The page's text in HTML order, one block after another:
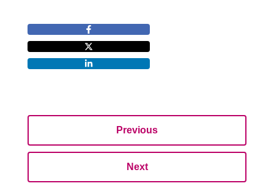
Previous
Next